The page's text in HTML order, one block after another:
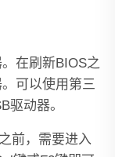
在刷新BIOS之
可以使用第三
驱动器。
前，需要进入